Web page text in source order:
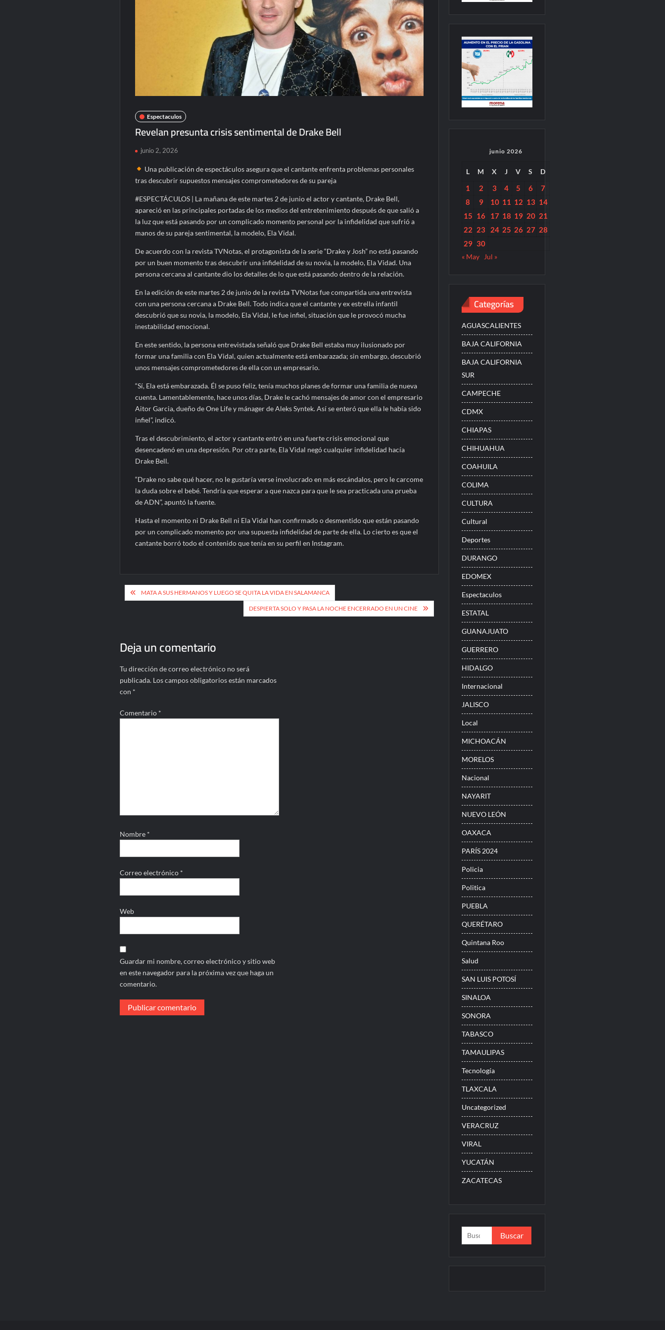
Espectaculos
Revelan presunta crisis sentimental de Drake Bell
junio 2, 2026
Una publicación de espectáculos asegura que el cantante enfrenta problemas personales
tras descubrir supuestos mensajes comprometedores de su pareja
#ESPECTÁCULOS | La mañana de este martes 2 de junio el actor y cantante, Drake Bell,
apareció en las principales portadas de los medios del entretenimiento después de que salió a
la luz que está pasando por un complicado momento personal por la infidelidad que sufrió a
manos de su pareja sentimental, la modelo, Ela Vidal.
De acuerdo con la revista TVNotas, el protagonista de la serie “Drake y Josh” no está pasando
por un buen momento tras descubrir una infidelidad de su novia, la modelo, Ela Vidad. Una
persona cercana al cantante dio los detalles de lo que está pasando dentro de la relación.
En la edición de este martes 2 de junio de la revista TVNotas fue compartida una entrevista
con una persona cercana a Drake Bell. Todo indica que el cantante y ex estrella infantil
descubrió que su novia, la modelo, Ela Vidal, le fue infiel, situación que le provocó mucha
inestabilidad emocional.
En este sentido, la persona entrevistada señaló que Drake Bell estaba muy ilusionado por
formar una familia con Ela Vidal, quien actualmente está embarazada; sin embargo, descubrió
unos mensajes comprometedores de ella con un empresario.
“Sí, Ela está embarazada. Él se puso feliz, tenía muchos planes de formar una familia de nueva
cuenta. Lamentablemente, hace unos días, Drake le cachó mensajes de amor con el empresario
Aitor Garcia, dueño de One Life y mánager de Aleks Syntek. Así se enteró que ella le había sido
infiel”, indicó.
Tras el descubrimiento, el actor y cantante entró en una fuerte crisis emocional que
desencadenó en una depresión. Por otra parte, Ela Vidal negó cualquier infidelidad hacía
Drake Bell.
“Drake no sabe qué hacer, no le gustaría verse involucrado en más escándalos, pero le carcome
la duda sobre el bebé. Tendría que esperar a que nazca para que le sea practicada una prueba
de ADN”, apuntó la fuente.
Hasta el momento ni Drake Bell ni Ela Vidal han confirmado o desmentido que están pasando
por un complicado momento por una supuesta infidelidad de parte de ella. Lo cierto es que el
cantante borró todo el contenido que tenía en su perfil en Instagram.
Navegación
de
MATA A SUS HERMANOS Y LUEGO SE QUITA LA VIDA EN SALAMANCA
DESPIERTA SOLO Y PASA LA NOCHE ENCERRADO EN UN CINE
Deja un comentario
Tu dirección de correo electrónico no será
publicada. Los campos obligatorios están marcados
con *
Comentario *
Nombre *
Correo electrónico *
Web
Guardar mi nombre, correo electrónico y sitio web
en este navegador para la próxima vez que haga un
comentario.
junio 2026
L M X J V S D
1 2 3 4 5 6
7
8
9 10 11 12 13 14
15 16 17 18 19 20 21
22 23 24 25 26 27 28
29 30
« May Jul »
Categorías
AGUASCALIENTES
BAJA CALIFORNIA
BAJA CALIFORNIA
SUR
CAMPECHE
CDMX
CHIAPAS
CHIHUAHUA
COAHUILA
COLIMA
CULTURA
Cultural
Deportes
DURANGO
EDOMEX
Espectaculos
ESTATAL
GUANAJUATO
GUERRERO
HIDALGO
Internacional
JALISCO
Local
MICHOACÁN
MORELOS
Nacional
NAYARIT
NUEVO LEÓN
OAXACA
PARÍS 2024
Policia
Politica
PUEBLA
QUERÉTARO
Quintana Roo
Salud
SAN LUIS POTOSÍ
SINALOA
SONORA
TABASCO
TAMAULIPAS
Tecnología
TLAXCALA
Uncategorized
VERACRUZ
VIRAL
YUCATÁN
ZACATECAS
Buscar: